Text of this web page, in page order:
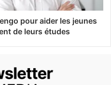
pour aider les jeunes
de leurs études